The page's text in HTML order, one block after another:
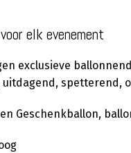
elk evenement
exclusieve
spetterend,
Geschenkballon,